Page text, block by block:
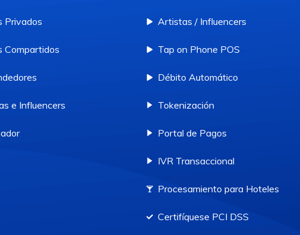
Privados
Compartidos
e Influencers
Artistas / Influencers
Tap on Phone POS
Débito Automático
Tokenización
Portal de Pagos
IVR Transaccional
Procesamiento para Hoteles
Certifíquese PCI DSS